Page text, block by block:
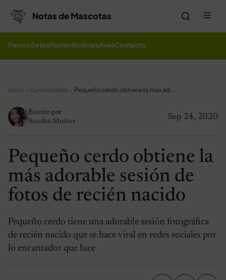
Notas de Mascotas
PerrosGatosHumorNoticiasAvesContacto
Inicio Curiosidades Pequeño cerdo obtiene la más adorable sesión de fotos de recién nacido
Sep 24, 2020
Escrito por
Sandra Muñoz
Pequeño cerdo obtiene la
más adorable sesión de
fotos de recién nacido
Pequeño cerdo tiene una adorable sesión fotográfica
de recién nacido que se hace viral en redes sociales por
lo encantador que luce